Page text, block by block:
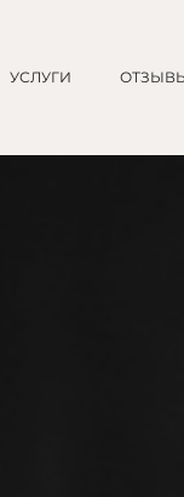
УСЛУГИ